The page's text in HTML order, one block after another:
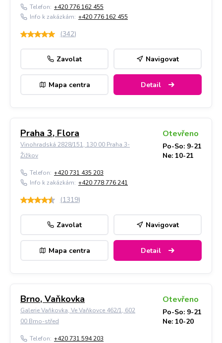
Telefon: +420 776 162 455
Info k zakázkám: +420 776 162 455
(342)
Zavolat Navigovat
Mapa centra Detail
Praha 3, Flora
Vinohradská 2828/151, 130 00 Praha 3-
Žižkov
Otevřeno
Po-So: 9-21
Ne: 10-21
Telefon: +420 731 435 203
Info k zakázkám: +420 778 776 241
(1319)
Zavolat Navigovat
Mapa centra Detail
Brno, Vaňkovka
Galerie Vaňkovka, Ve Vaňkovce 462/1, 602
00 Brno-střed
Otevřeno
Po-So: 9-21
Ne: 10-20
Telefon: +420 731 594 203